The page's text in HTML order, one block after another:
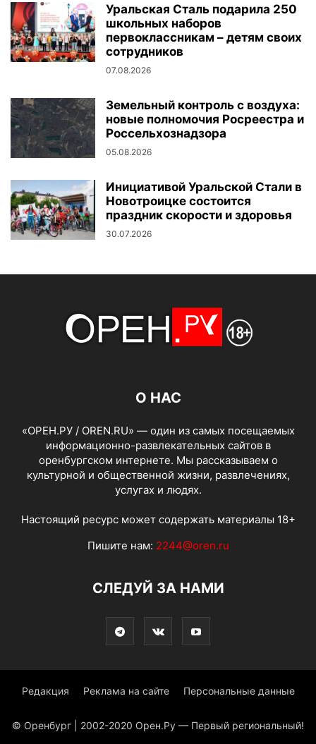
Уральская Сталь подарила 250
школьных наборов
первоклассникам – детям своих
сотрудников
07.08.2026
Земельный контроль с воздуха:
новые полномочия Росреестра и
Россельхознадзора
05.08.2026
Инициативой Уральской Стали в
Новотроицке состоится
праздник скорости и здоровья
30.07.2026
О НАС
«ОРЕН.РУ / OREN.RU» — один из самых посещаемых
информационно-развлекательных сайтов в
оренбургском интернете. Мы рассказываем о
культурной и общественной жизни, развлечениях,
услугах и людях.
Настоящий ресурс может содержать материалы 18+
Пишите нам: 2244@oren.ru
СЛЕДУЙ ЗА НАМИ
Редакция Реклама на сайте Персональные данные
© Оренбург | 2002-2020 Орен.Ру — Первый региональный!